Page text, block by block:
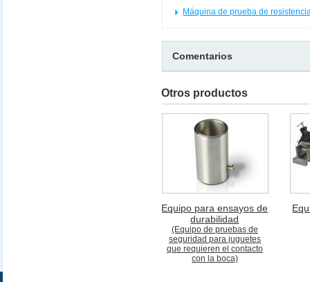
Máquina de prueba de
Comentarios
Otros productos
Equipo para ensayos de
durabilidad
(Equipo de pruebas de
seguridad para juguetes
que requieren el contacto
con la boca)